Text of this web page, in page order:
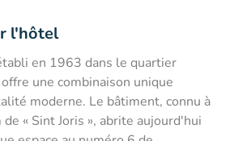
l'hôtel
en 1963 dans le quartier
une combinaison unique
moderne. Le bâtiment, connu à
« Sint Joris », abrite aujourd'hui